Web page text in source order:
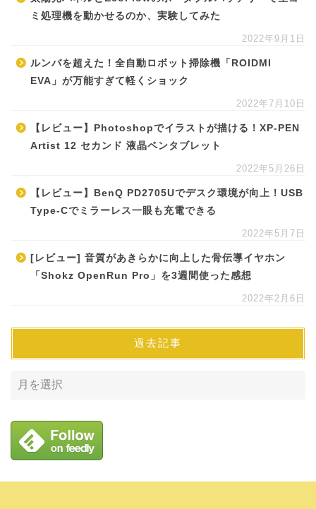
ミ処理機を動かせるのか、実験してみた
2022年9月1日
ルンバを超えた！全自動ロボット掃除機「ROIDMI
EVA」が万能すぎて軽くショック
2022年7月10日
【レビュー】Photoshopでイラストが描ける！XP-PEN
Artist 12 セカンド 液晶ペンタブレット
2022年5月26日
【レビュー】BenQ PD2705Uでデスク環境が向上！USB
Type-Cでミラーレス一眼も充電できる
2022年5月7日
[レビュー] 音質があきらかに向上した骨伝導イヤホン
「Shokz OpenRun Pro」を3週間使った感想
2022年2月6日
過去記事